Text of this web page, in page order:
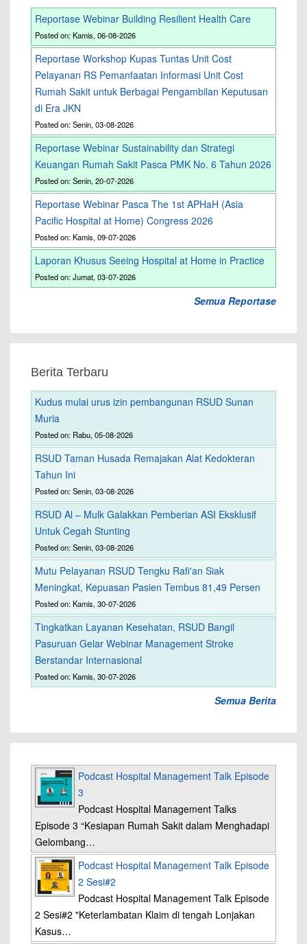
Reportase Webinar Building Resilient Health Care
Posted on: Kamis, 06-08-2026
Reportase Workshop Kupas Tuntas Unit Cost
Pelayanan RS Pemanfaatan Informasi Unit Cost
Rumah Sakit untuk Berbagai Pengambilan Keputusan
di Era JKN
Posted on: Senin, 03-08-2026
Reportase Webinar Sustainability dan Strategi
Keuangan Rumah Sakit Pasca PMK No. 6 Tahun 2026
Posted on: Senin, 20-07-2026
Reportase Webinar Pasca The 1st APHaH (Asia
Pacific Hospital at Home) Congress 2026
Posted on: Kamis, 09-07-2026
Laporan Khusus Seeing Hospital at Home in Practice
Posted on: Jumat, 03-07-2026
Semua Reportase
Berita Terbaru
Kudus mulai urus izin pembangunan RSUD Sunan
Muria
Posted on: Rabu, 05-08-2026
RSUD Taman Husada Remajakan Alat Kedokteran
Tahun Ini
Posted on: Senin, 03-08-2026
RSUD Al – Mulk Galakkan Pemberian ASI Eksklusif
Untuk Cegah Stunting
Posted on: Senin, 03-08-2026
Mutu Pelayanan RSUD Tengku Rafi'an Siak
Meningkat, Kepuasan Pasien Tembus 81,49 Persen
Posted on: Kamis, 30-07-2026
Tingkatkan Layanan Kesehatan, RSUD Bangil
Pasuruan Gelar Webinar Management Stroke
Berstandar Internasional
Posted on: Kamis, 30-07-2026
Semua Berita
Podcast Hospital Management Talk Episode
3
Podcast Hospital Management Talks
Episode 3 “Kesiapan Rumah Sakit dalam Menghadapi
Gelombang…
Podcast Hospital Management Talk Episode
2 Sesi#2
Podcast Hospital Management Talk Episode
2 Sesi#2 "Keterlambatan Klaim di tengah Lonjakan
Kasus…